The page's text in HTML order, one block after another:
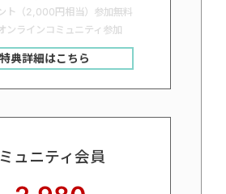
ト（2,000円相当）参加無料
ンラインコミュニティ参加
特典詳細はこちら
ュニティ会員